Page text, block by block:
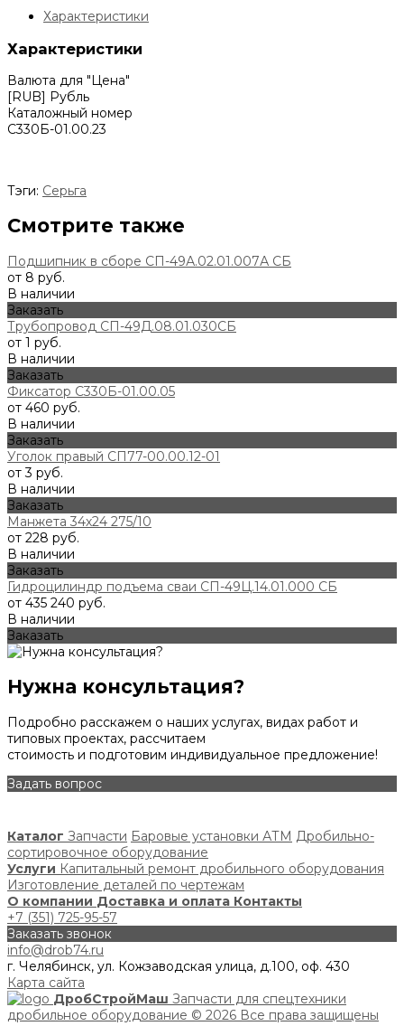
Характеристики
Характеристики
Валюта для "Цена"
[RUB] Рубль
Каталожный номер
С330Б-01.00.23
Тэги: Серьга
Смотрите также
Подшипник в сборе СП-49А.02.01.007А СБ
от 8 руб.
В наличии
Заказать
Трубопровод СП-49Д.08.01.030СБ
от 1 руб.
В наличии
Заказать
Фиксатор С330Б-01.00.05
от 460 руб.
В наличии
Заказать
Уголок правый СП77-00.00.12-01
от 3 руб.
В наличии
Заказать
Манжета 34х24 275/10
от 228 руб.
В наличии
Заказать
Гидроцилиндр подъема сваи СП-49Ц.14.01.000 СБ
от 435 240 руб.
В наличии
Заказать
Нужна консультация?
Подробно расскажем о наших услугах, видах работ и
типовых проектах, рассчитаем
стоимость и подготовим индивидуальное предложение!
Задать вопрос
Каталог Запчасти Баровые установки АТМ Дробильно-
сортировочное оборудование
Услуги Капитальный ремонт дробильного оборудования
Изготовление деталей по чертежам
О компании Доставка и оплата Контакты
+7 (351) 725-95-57
Заказать звонок
info@drob74.ru
г. Челябинск, ул. Кожзаводская улица, д.100, оф. 430
Карта сайта
ДробСтройМаш Запчасти для спецтехники
дробильное оборудование © 2026 Все права защищены